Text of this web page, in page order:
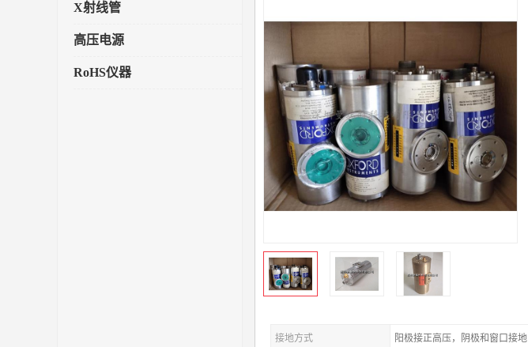
X射线管
高压电源
RoHS仪器
接地方式 阳极接正高压，阴极和窗口接地